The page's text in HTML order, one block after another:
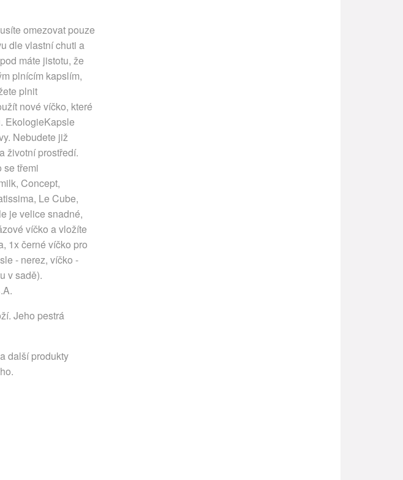
omezovat pouze
dle vlastní chuti a
máte jistotu, že
plnícím kapslím,
plnit
nové víčko, které
EkologieKapsle
Nebudete již
životní prostředí.
se třemi
Concept,
Le Cube,
je velice snadné,
víčko a vložíte
1x černé víčko pro
- nerez, víčko -
v sadě).
Jeho pestrá
další produkty